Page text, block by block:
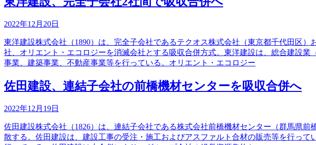
2022年12月20日
東洋建設株式会社（1890）は、完全子会社であるテクオス株式会社（東京都千代田区
社、オリエント・エコロジーを消滅会社とする吸収合併方式。東洋建設は、総合建設
事業、建築事業、不動産事業等を行っている。オリエント・エコロジー
佐田建設、連結子会社の前橋機材センターを吸収合併へ
2022年12月19日
佐田建設株式会社（1826）は、連結子会社である株式会社前橋機材センター（群馬県
散する。佐田建設は、建設工事の受注・施工およびアスファルト合材の販売等を行っ